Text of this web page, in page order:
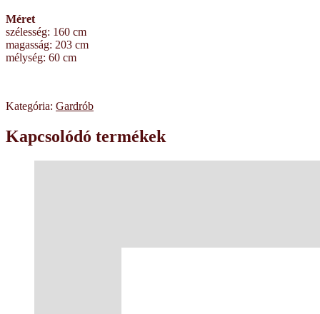
Méret
szélesség: 160 cm
magasság: 203 cm
mélység: 60 cm
Kategória: Gardrób
Kapcsolódó termékek